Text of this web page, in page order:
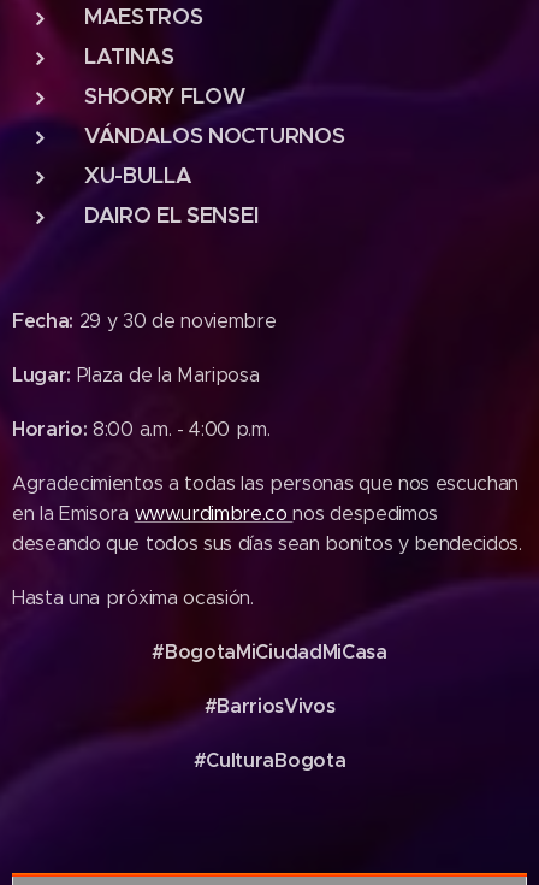
MAESTROS
LATINAS
SHOORY FLOW
VÁNDALOS NOCTURNOS
XU-BULLA
DAIRO EL SENSEI
Fecha: 29 y 30 de noviembre
Lugar: Plaza de la Mariposa
Horario: 8:00 a.m. - 4:00 p.m.
Agradecimientos a todas las personas que nos escuchan
en la Emisora www.urdimbre.conos despedimos
deseando que todos sus días sean bonitos y bendecidos.
Hasta una próxima ocasión.
#BogotaMiCiudadMiCasa
#BarriosVivos
#CulturaBogota